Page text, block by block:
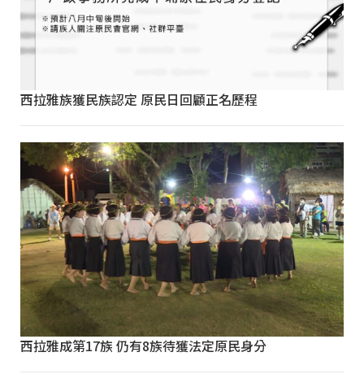
西拉雅族獲民族認定 原民日回顧正名歷程
西拉雅成第17族 仍有8族待獲法定原民身分